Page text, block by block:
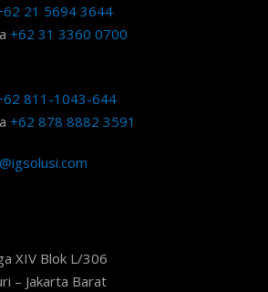
21 5694 3644
+62 31 3360 0700
811-1043-644
+62 878 8882 3591
XIV Blok L/306
– Jakarta Barat